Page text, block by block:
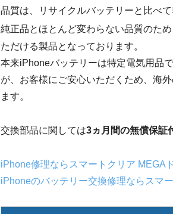
品質は、リサイクルバッテリーと比べ
純正品とほとんど変わらない品質のため
ただける製品となっております。
本来iPhoneバッテリーは特定電気用品
が、お客様にご安心いただくため、海
ます。
交換部品に関しては3ヵ月間の無償保証
iPhone修理ならスマートクリア MEGA
iPhoneのバッテリー交換修理ならスマ